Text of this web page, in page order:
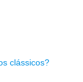
clássicos?